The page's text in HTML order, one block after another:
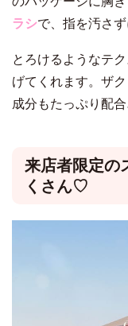
ラシで、指を汚さ
とろけるようなテ
げてくれます。ザ
成分もたっぷり配合
来店者限定の
くさん♡